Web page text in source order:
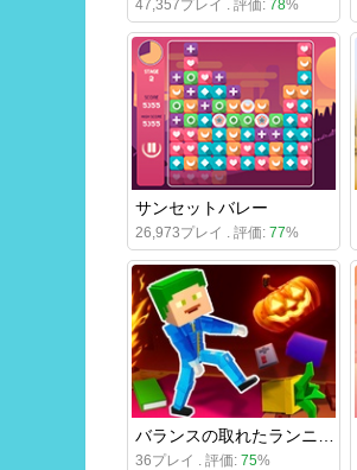
47,357プレイ . 評価: 78%
サンセットバレー
26,973プレイ . 評価: 77%
36プレイ . 評価: 75%